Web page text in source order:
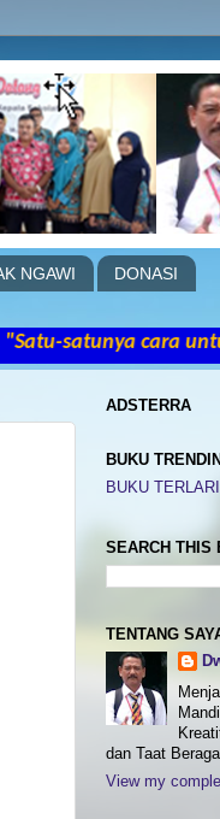
NGAWI DONASI
satunya
ADSTERRA
BUKU
BUKU
SEARCH THIS
TENTANG
dan Taat
View my